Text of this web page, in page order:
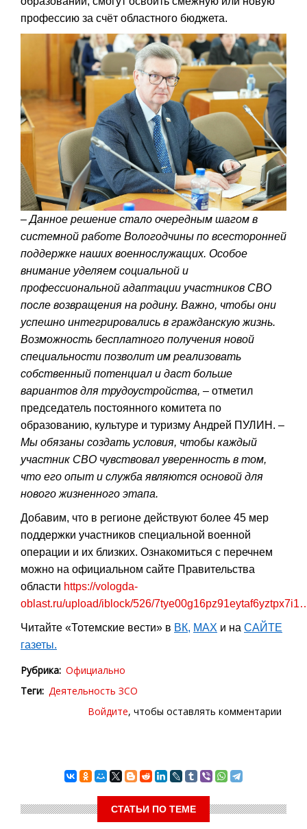
профессию за счёт областного бюджета.
– Данное решение стало очередным шагом в
системной работе Вологодчины по всесторонней
поддержке наших военнослужащих. Особое
внимание уделяем социальной и
профессиональной адаптации участников СВО
после возвращения на родину. Важно, чтобы они
успешно интегрировались в гражданскую жизнь.
Возможность бесплатного получения новой
специальности позволит им реализовать
собственный потенциал и даст больше
вариантов для трудоустройства, – отметил
председатель постоянного комитета по
образованию, культуре и туризму Андрей ПУЛИН. –
Мы обязаны создать условия, чтобы каждый
участник СВО чувствовал уверенность в том,
что его опыт и служба являются основой для
нового жизненного этапа.
Добавим, что в регионе действуют более 45 мер
поддержки участников специальной военной
операции и их близких. Ознакомиться с перечнем
можно на официальном сайте Правительства
области https://vologda-
oblast.ru/upload/iblock/526/
Читайте «Тотемские вести» в ВК, МАХ и на САЙТЕ
газеты.
Рубрика Официально
Теги Деятельность ЗСО
Войдите, чтобы оставлять комментарии
СТАТЬИ ПО ТЕМЕ